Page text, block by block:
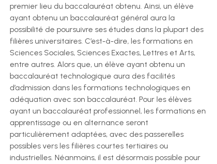
premier lieu du baccalauréat obtenu. Ainsi, un élève
ayant obtenu un baccalauréat général aura la
possibilité de poursuivre ses études dans la plupart des
filières universitaires. C’est-à-dire, les formations en
Sciences Sociales, Sciences Exactes, Lettres et Arts,
entre autres. Alors que, un élève ayant obtenu un
baccalauréat technologique aura des facilités
d’admission dans les formations technologiques en
adéquation avec son baccalauréat. Pour les élèves
ayant un baccalauréat professionnel, les formations en
apprentissage ou en alternance seront
particulièrement adaptées, avec des passerelles
possibles vers les filières courtes tertiaires ou
industrielles. Néanmoins, il est désormais possible pour